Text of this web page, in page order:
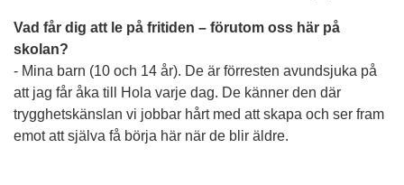
Vad får dig att le på fritiden – förutom oss här på
skolan?
- Mina barn (10 och 14 år). De är förresten avundsjuka på
att jag får åka till Hola varje dag. De känner den där
trygghetskänslan vi jobbar hårt med att skapa och ser fram
emot att själva få börja här när de blir äldre.